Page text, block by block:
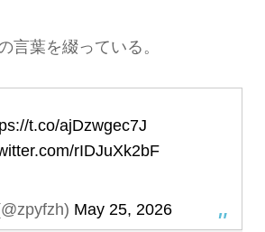
言葉を綴っている。
t.co/ajDzwgec7J
rIDJuXk2bF
May 25, 2026